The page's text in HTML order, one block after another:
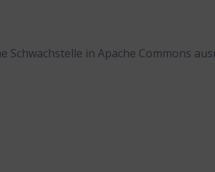
in Apache Commons